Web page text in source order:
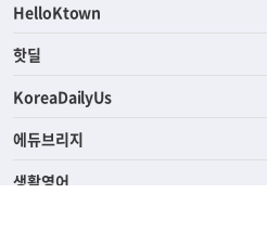
HelloKtown
핫딜
KoreaDailyUs
에듀브리지
생활영어